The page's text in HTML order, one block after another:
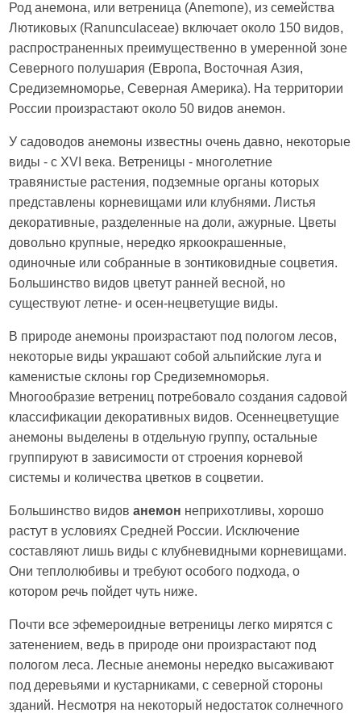
Род анемона, или ветреница (Anemone), из семейства
Лютиковых (Ranunculaceae) включает около 150 видов,
распространенных преимущественно в умеренной зоне
Северного полушария (Европа, Восточная Азия,
Средиземноморье, Северная Америка). На территории
России произрастают около 50 видов анемон.
У садоводов анемоны известны очень давно, некоторые
виды - с XVI века. Ветреницы - многолетние
травянистые растения, подземные органы которых
представлены корневищами или клубнями. Листья
декоративные, разделенные на доли, ажурные. Цветы
довольно крупные, нередко яркоокрашенные,
одиночные или собранные в зонтиковидные соцветия.
Большинство видов цветут ранней весной, но
существуют летне- и осен-нецветущие виды.
В природе анемоны произрастают под пологом лесов,
некоторые виды украшают собой альпийские луга и
каменистые склоны гор Средиземноморья.
Многообразие ветрениц потребовало создания садовой
классификации декоративных видов. Осеннецветущие
анемоны выделены в отдельную группу, остальные
группируют в зависимости от строения корневой
системы и количества цветков в соцветии.
Большинство видованемон неприхотливы, хорошо
растут в условиях Средней России. Исключение
составляют лишь виды с клубневидными корневищами.
Они теплолюбивы и требуют особого подхода, о
котором речь пойдет чуть ниже.
Почти все эфемероидные ветреницы легко мирятся с
затенением, ведь в природе они произрастают под
пологом леса. Лесные анемоны нередко высаживают
под деревьями и кустарниками, с северной стороны
зданий. Несмотря на некоторый недостаток солнечного